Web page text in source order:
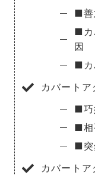
■善
■カ
因
■カ
カバート
■巧
■相
■突
カバート